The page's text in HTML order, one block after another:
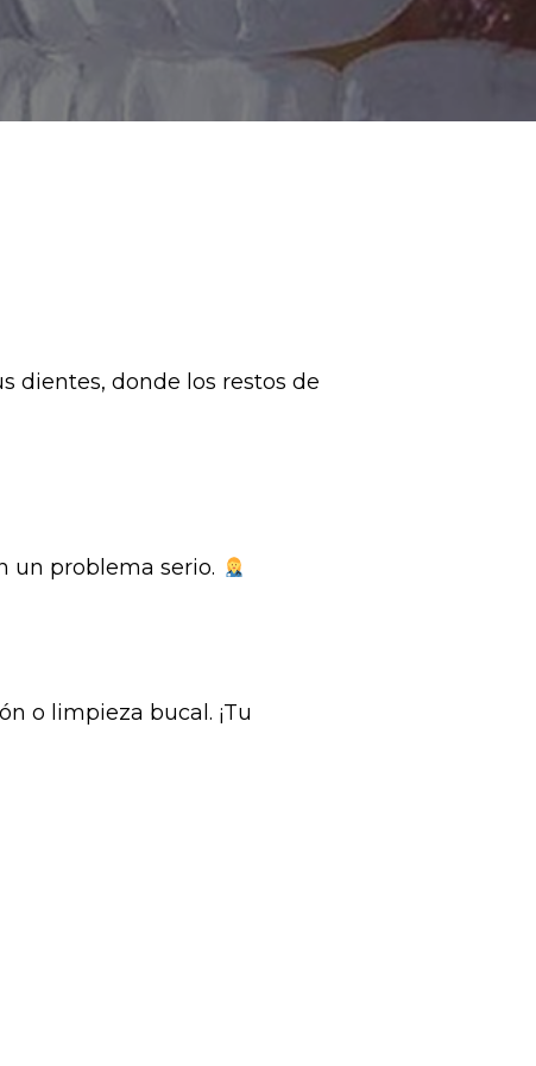
dientes, donde los restos de
un problema serio.
o limpieza bucal. ¡Tu